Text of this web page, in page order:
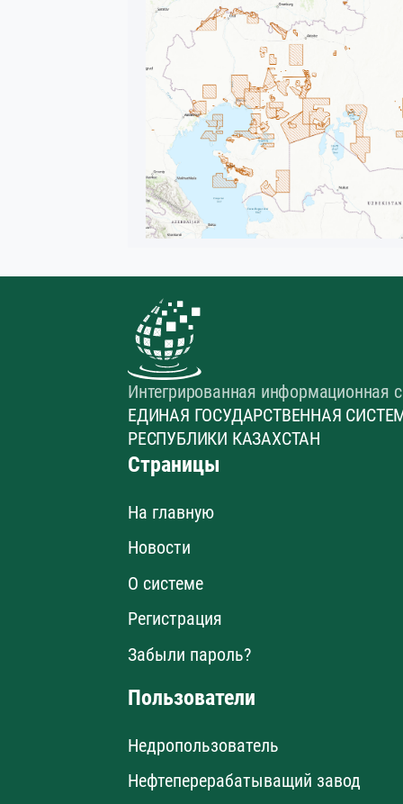
Интегрированная информационная
ЕДИНАЯ ГОСУДАРСТВЕННАЯ
РЕСПУБЛИКИ КАЗАХСТАН
Страницы
На главную
Новости
О системе
Регистрация
Забыли пароль?
Пользователи
Недропользователь
Нефтеперерабатыващий завод